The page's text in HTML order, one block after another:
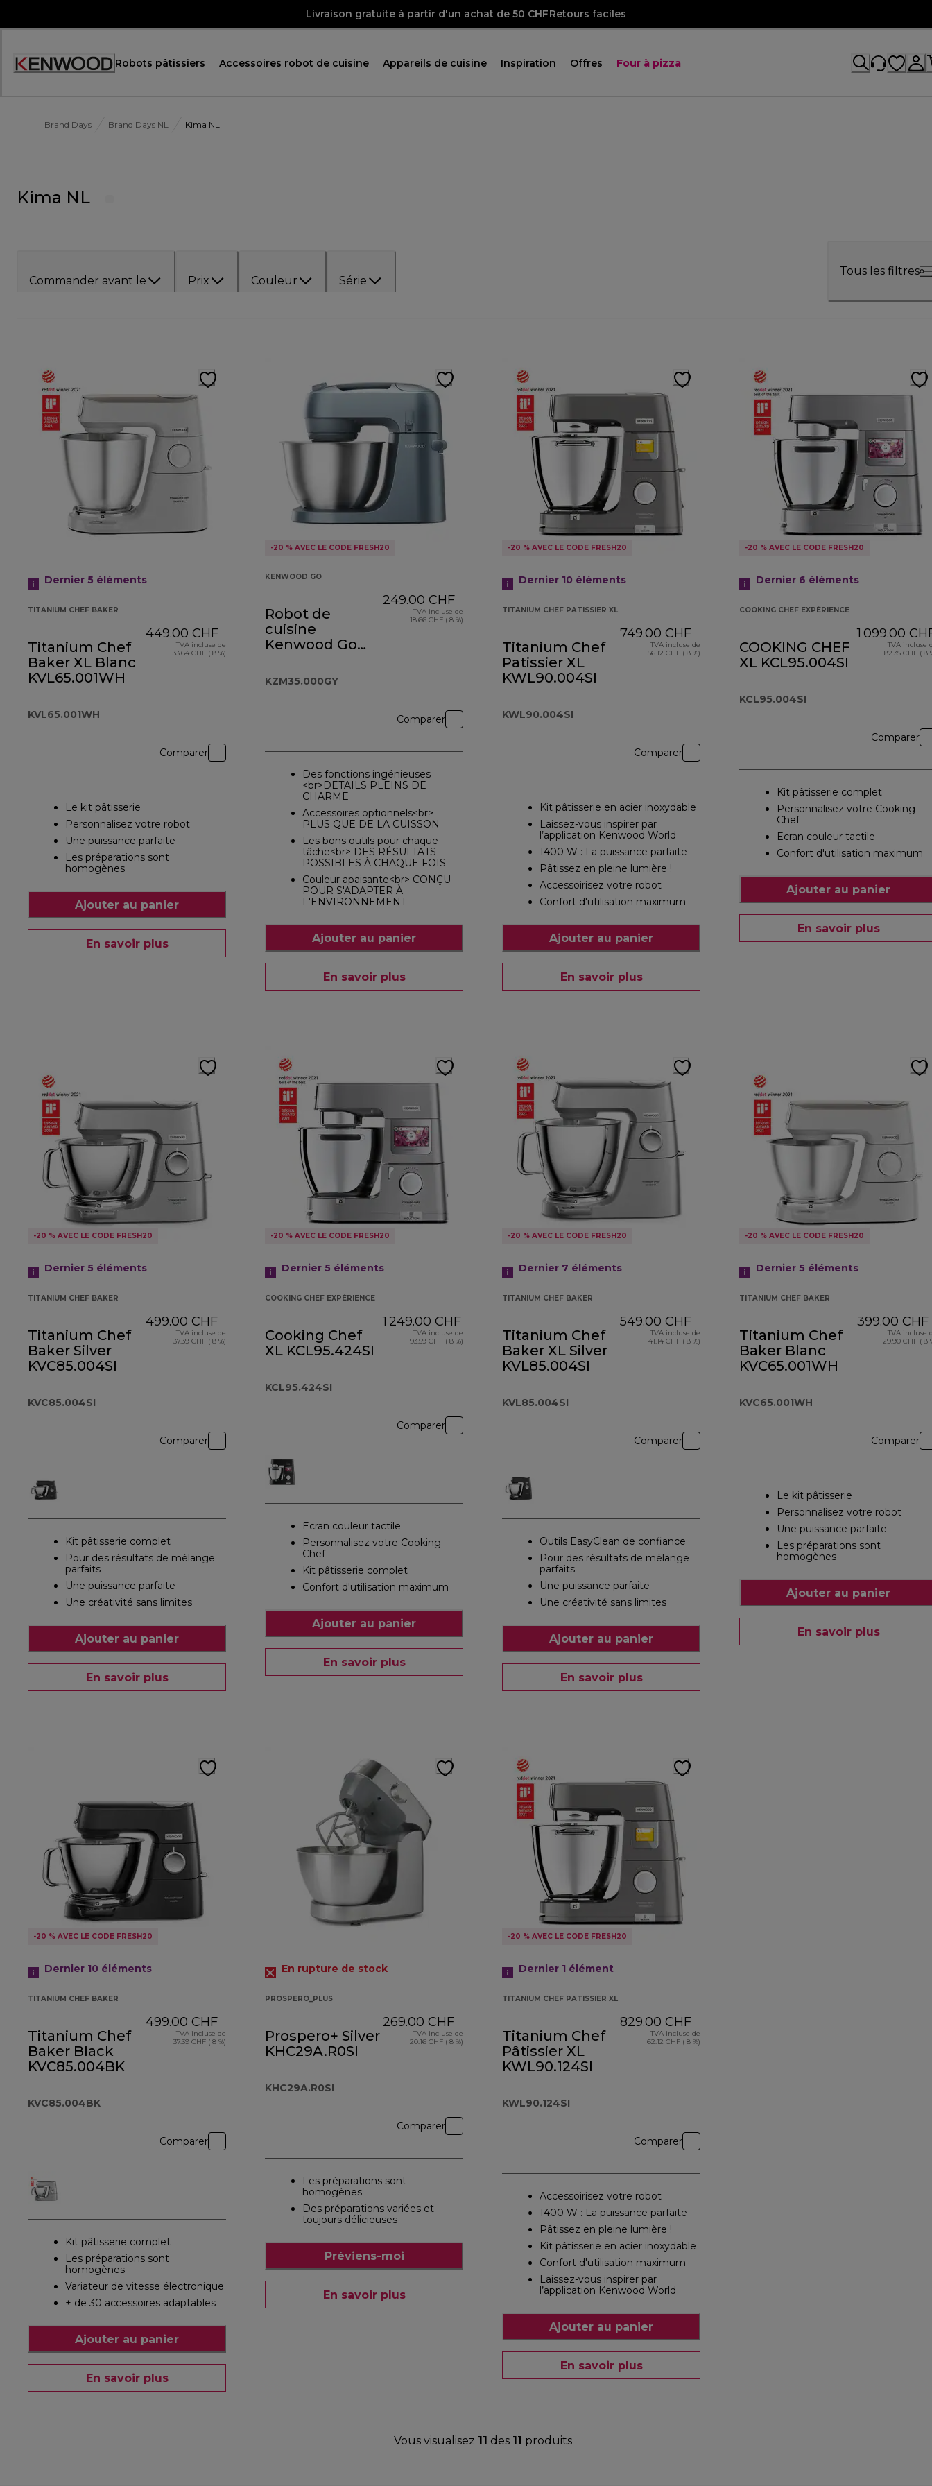
Livraison gratuite à partir d'un achat de 50 CHFRetours faciles
Accessibility
Robots pâtissiers Accessoires robot de cuisine Appareils de cuisine Inspiration Offres Four à pizza
Brand Days Brand Days NL Kima NL
Kima NL
Commander avant le Prix Couleur Série
Tous les filtres
Dernier 5 éléments
TITANIUM CHEF BAKER
Titanium Chef
Baker XL Blanc
KVL65.001WH
KVL65.001WH
449.00 CHF
TVA incluse de
33.64 CHF ( 8 %)
Comparer
Le kit pâtisserie
Personnalisez votre robot
Une puissance parfaite
Les préparations sont
homogènes
Ajouter au panier
En savoir plus
-20 % AVEC LE CODE FRESH20
KENWOOD GO
Robot de
cuisine
Kenwood Go
KZM35.000GY
KZM35.000GY
249.00 CHF
TVA incluse de
18.66 CHF ( 8 %)
Comparer
Des fonctions ingénieuses
<br>DETAILS PLEINS DE
CHARME
Accessoires optionnels<br>
PLUS QUE DE LA CUISSON
Les bons outils pour chaque
tâche<br> DES RÉSULTATS
POSSIBLES À CHAQUE FOIS
Couleur apaisante<br> CONÇU
POUR S'ADAPTER À
L'ENVIRONNEMENT
Ajouter au panier
En savoir plus
-20 % AVEC LE CODE FRESH20
Dernier 10 éléments
TITANIUM CHEF PATISSIER XL
Titanium Chef
Patissier XL
KWL90.004SI
KWL90.004SI
749.00 CHF
TVA incluse de
56.12 CHF ( 8 %)
Comparer
Kit pâtisserie en acier inoxydable
Laissez-vous inspirer par
l’application Kenwood World
1400 W : La puissance parfaite
Pâtissez en pleine lumière !
Accessoirisez votre robot
Confort d'utilisation maximum
Ajouter au panier
En savoir plus
-20 % AVEC LE CODE FRESH20
Dernier 6 éléments
COOKING CHEF EXPÉRIENCE
COOKING CHEF
XL KCL95.004SI
KCL95.004SI
1 099.00
TVA incluse
82.35 CHF ( 8
Comparer
Kit pâtisserie complet
Personnalisez votre Cooking
Chef
Ecran couleur tactile
Confort d'utilisation maximum
Ajouter au panier
En savoir plus
-20 % AVEC LE CODE FRESH20
Dernier 5 éléments
TITANIUM CHEF BAKER
Titanium Chef
Baker Silver
KVC85.004SI
KVC85.004SI
499.00 CHF
TVA incluse de
37.39 CHF ( 8 %)
Comparer
Kit pâtisserie complet
Pour des résultats de mélange
parfaits
Une puissance parfaite
Une créativité sans limites
Ajouter au panier
En savoir plus
-20 % AVEC LE CODE FRESH20
Dernier 5 éléments
COOKING CHEF EXPÉRIENCE
Cooking Chef
XL KCL95.424SI
KCL95.424SI
1 249.00 CHF
TVA incluse de
93.59 CHF ( 8 %)
Comparer
Ecran couleur tactile
Personnalisez votre Cooking
Chef
Kit pâtisserie complet
Confort d'utilisation maximum
Ajouter au panier
En savoir plus
-20 % AVEC LE CODE FRESH20
Dernier 7 éléments
TITANIUM CHEF BAKER
Titanium Chef
Baker XL Silver
KVL85.004SI
KVL85.004SI
549.00 CHF
TVA incluse de
41.14 CHF ( 8 %)
Comparer
Outils EasyClean de confiance
Pour des résultats de mélange
parfaits
Une puissance parfaite
Une créativité sans limites
Ajouter au panier
En savoir plus
-20 % AVEC LE CODE FRESH20
Dernier 5 éléments
TITANIUM CHEF BAKER
Titanium Chef
Baker Blanc
KVC65.001WH
KVC65.001WH
399.00 CHF
TVA incluse
29.90 CHF ( 8
Comparer
Le kit pâtisserie
Personnalisez votre robot
Une puissance parfaite
Les préparations sont
homogènes
Ajouter au panier
En savoir plus
-20 % AVEC LE CODE FRESH20
Dernier 10 éléments
TITANIUM CHEF BAKER
Titanium Chef
Baker Black
KVC85.004BK
KVC85.004BK
499.00 CHF
TVA incluse de
37.39 CHF ( 8 %)
Comparer
Kit pâtisserie complet
Les préparations sont
homogènes
Variateur de vitesse électronique
+ de 30 accessoires adaptables
Ajouter au panier
En savoir plus
En rupture de stock
PROSPERO_PLUS
Prospero+ Silver
KHC29A.R0SI
KHC29A.R0SI
269.00 CHF
TVA incluse de
20.16 CHF ( 8 %)
Comparer
Les préparations sont
homogènes
Des préparations variées et
toujours délicieuses
Préviens-moi
En savoir plus
-20 % AVEC LE CODE FRESH20
Dernier 1 élément
TITANIUM CHEF PATISSIER XL
Titanium Chef
Pâtissier XL
KWL90.124SI
KWL90.124SI
829.00 CHF
TVA incluse de
62.12 CHF ( 8 %)
Comparer
Accessoirisez votre robot
1400 W : La puissance parfaite
Pâtissez en pleine lumière !
Kit pâtisserie en acier inoxydable
Confort d'utilisation maximum
Laissez-vous inspirer par
l’application Kenwood World
Ajouter au panier
En savoir plus
Vous visualisez 11 des 11 produits